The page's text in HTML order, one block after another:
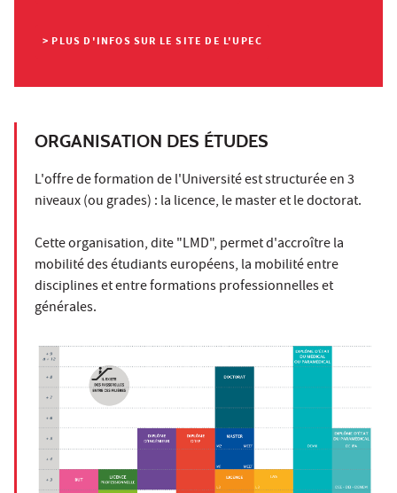
> PLUS D'INFOS SUR LE SITE DE L'UPEC
ORGANISATION DES ÉTUDES
L'offre de formation de l'Université est structurée en 3
niveaux (ou grades) : la licence, le master et le doctorat.
Cette organisation, dite "LMD", permet d'accroître la
mobilité des étudiants européens, la mobilité entre
disciplines et entre formations professionnelles et
générales.